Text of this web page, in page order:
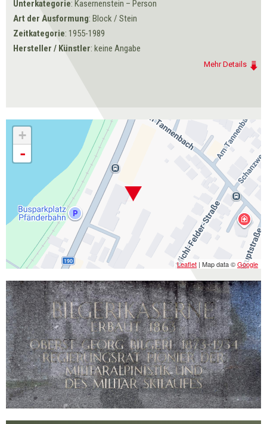
Unterkategorie: Kasernenstein – Person
Art der Ausformung: Block / Stein
Zeitkategorie: 1955-1989
Hersteller / Künstler: keine Angabe
Mehr Details
+
-
Leaflet | Map data ©Google